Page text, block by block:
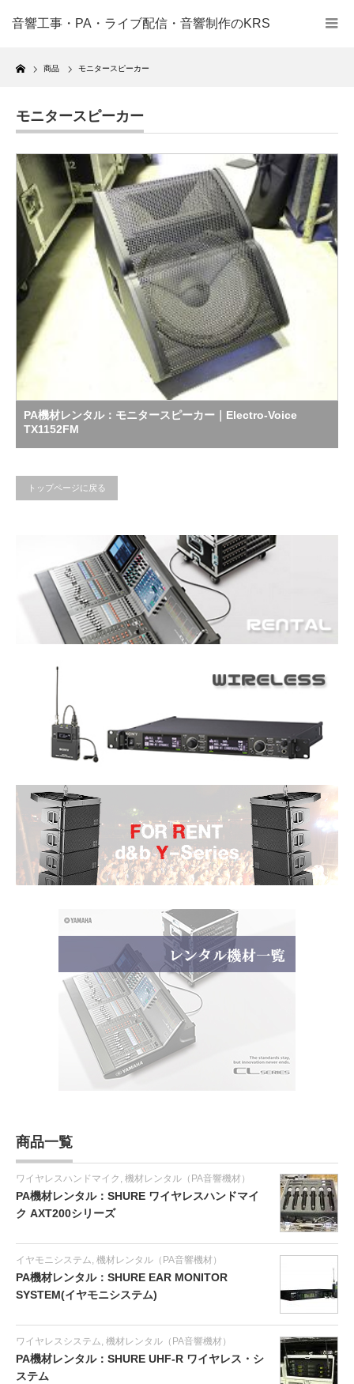
音響工事・PA・ライブ配信・音響制作のKRS
Home
商品 モニタースピーカー
モニタースピーカー
PA機材レンタル：モニタースピーカー｜Electro-Voice
TX1152FM
トップページに戻る
商品一覧
ワイヤレスハンドマイク , 機材レンタル（PA音響機材）
PA機材レンタル：SHURE ワイヤレスハンドマイ
ク AXT200シリーズ
イヤモニシステム, 機材レンタル（PA音響機材）
PA機材レンタル：SHURE EAR MONITOR
SYSTEM(イヤモニシステム)
ワイヤレスシステム, 機材レンタル（PA音響機材）
PA機材レンタル：SHURE UHF-R ワイヤレス・シ
ステム